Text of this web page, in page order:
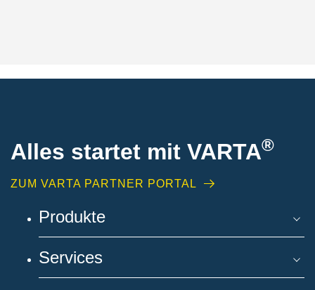
Alles startet mit VARTA®
ZUM VARTA PARTNER PORTAL
Produkte
Services